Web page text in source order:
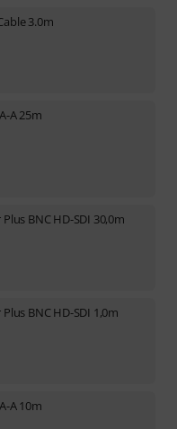
3.0m
A 25m
BNC HD-SDI 30,0m
BNC HD-SDI 1,0m
A 10m